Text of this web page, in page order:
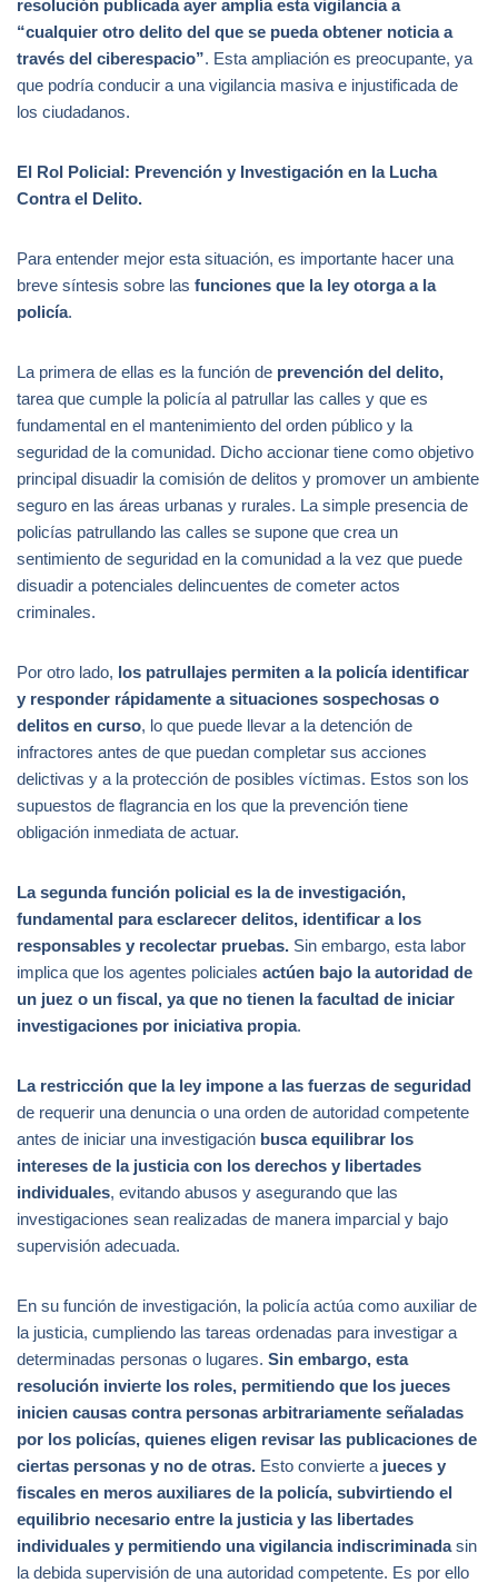
resolución publicada ayer amplía esta vigilancia a
“cualquier otro delito del que se pueda obtener noticia a
través del ciberespacio”. Esta ampliación es preocupante, ya
que podría conducir a una vigilancia masiva e injustificada de
los ciudadanos.
El Rol Policial: Prevención y Investigación en la Lucha
Contra el Delito.
Para entender mejor esta situación, es importante hacer una
breve síntesis sobre las funciones que la ley otorga a la
policía.
La primera de ellas es la función de prevención del delito,
tarea que cumple la policía al patrullar las calles y que es
fundamental en el mantenimiento del orden público y la
seguridad de la comunidad. Dicho accionar tiene como objetivo
principal disuadir la comisión de delitos y promover un ambiente
seguro en las áreas urbanas y rurales. La simple presencia de
policías patrullando las calles se supone que crea un
sentimiento de seguridad en la comunidad a la vez que puede
disuadir a potenciales delincuentes de cometer actos
criminales.
Por otro lado, los patrullajes permiten a la policía identificar
y responder rápidamente a situaciones sospechosas o
delitos en curso, lo que puede llevar a la detención de
infractores antes de que puedan completar sus acciones
delictivas y a la protección de posibles víctimas. Estos son los
supuestos de flagrancia en los que la prevención tiene
obligación inmediata de actuar.
La segunda función policial es la de investigación,
fundamental para esclarecer delitos, identificar a los
responsables y recolectar pruebas. Sin embargo, esta labor
implica que los agentes policiales actúen bajo la autoridad de
un juez o un fiscal, ya que no tienen la facultad de iniciar
investigaciones por iniciativa propia.
La restricción que la ley impone a las fuerzas de seguridad
de requerir una denuncia o una orden de autoridad competente
antes de iniciar una investigación busca equilibrar los
intereses de la justicia con los derechos y libertades
individuales, evitando abusos y asegurando que las
investigaciones sean realizadas de manera imparcial y bajo
supervisión adecuada.
En su función de investigación, la policía actúa como auxiliar de
la justicia, cumpliendo las tareas ordenadas para investigar a
determinadas personas o lugares. Sin embargo, esta
resolución invierte los roles, permitiendo que los jueces
inicien causas contra personas arbitrariamente señaladas
por los policías, quienes eligen revisar las publicaciones de
ciertas personas y no de otras. Esto convierte a jueces y
fiscales en meros auxiliares de la policía, subvirtiendo el
equilibrio necesario entre la justicia y las libertades
individuales y permitiendo una vigilancia indiscriminadasin
la debida supervisión de una autoridad competente. Es por ello